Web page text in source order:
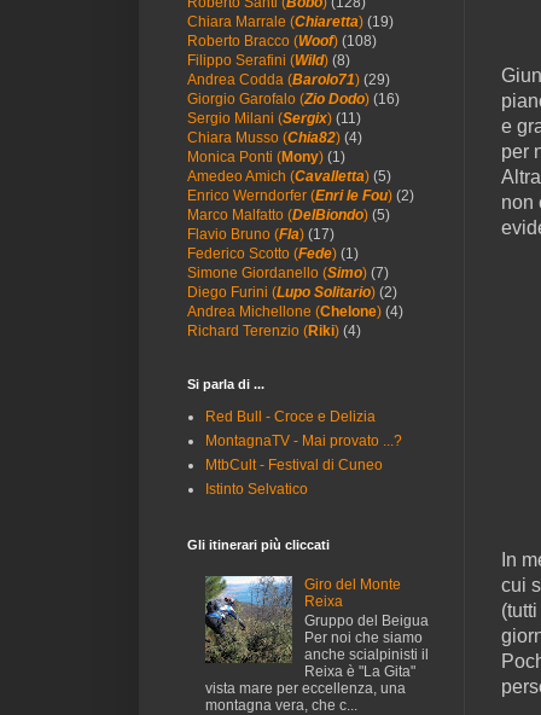
e
per
non
In
cui
Chiara Marrale (Chiaretta) (19)
Roberto Bracco (Woof) (108)
Filippo Serafini (Wild) (8)
Andrea Codda (Barolo71) (29)
Giorgio Garofalo (Zio Dodo) (16)
Sergio Milani (Sergix) (11)
Chiara Musso (Chia82) (4)
Monica Ponti (Mony) (1)
Amedeo Amich (Cavalletta) (5)
Enrico Werndorfer (Enri le Fou) (2)
Marco Malfatto (DelBiondo) (5)
Flavio Bruno (Fla) (17)
Federico Scotto (Fede) (1)
Simone Giordanello (Simo) (7)
Diego Furini (Lupo Solitario) (2)
Andrea Michellone (Chelone) (4)
Richard Terenzio (Riki) (4)
Si parla di ...
Red Bull - Croce e Delizia
MontagnaTV - Mai provato ...?
MtbCult - Festival di Cuneo
Istinto Selvatico
Gli itinerari più cliccati
Giro del Monte
Reixa
Gruppo del Beigua
Per noi che siamo
anche scialpinisti il
Reixa è "La Gita"
vista mare per eccellenza, una
montagna vera, che c...